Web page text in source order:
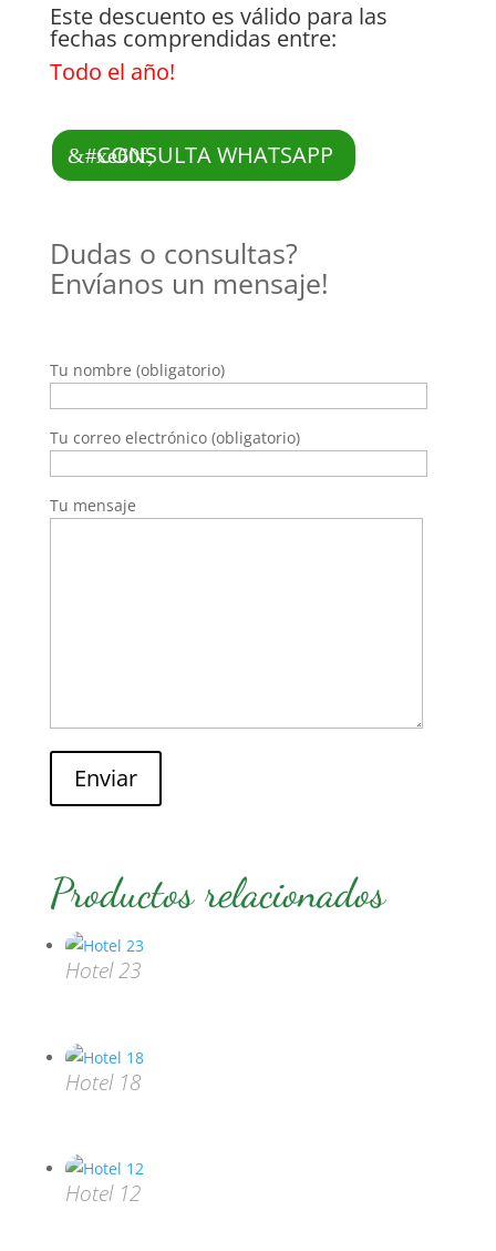
Este descuento es válido para las
fechas comprendidas entre:
Todo el año!
CONSULTA WHATSAPP
Dudas o consultas?
Envíanos un mensaje!
Tu nombre (obligatorio)
Tu correo electrónico (obligatorio)
Tu mensaje
Enviar
Productos relacionados
Hotel 23
Hotel 18
Hotel 12